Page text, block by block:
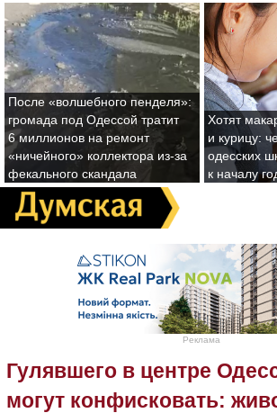
После «волшебного пенделя»:
громада под Одессой тратит
6 миллионов на ремонт
«ничейного» коллектора из-за
фекального скандала
Хотят
и курицу:
одесских
к началу
Реклама
Гулявшего в центре
могут конфисковать: